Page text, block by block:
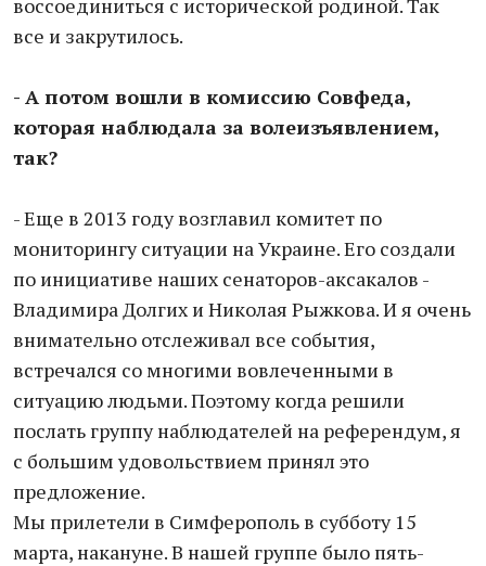
воссоединиться с исторической родиной. Так
все и закрутилось.
- А потом вошли в комиссию Совфеда,
которая наблюдала за волеизъявлением,
так?
- Еще в 2013 году возглавил комитет по
мониторингу ситуации на Украине. Его создали
по инициативе наших сенаторов-аксакалов -
Владимира Долгих и Николая Рыжкова. И я очень
внимательно отслеживал все события,
встречался со многими вовлеченными в
ситуацию людьми. Поэтому когда решили
послать группу наблюдателей на референдум, я
с большим удовольствием принял это
предложение.
Мы прилетели в Симферополь в субботу 15
марта, накануне. В нашей группе было пять-